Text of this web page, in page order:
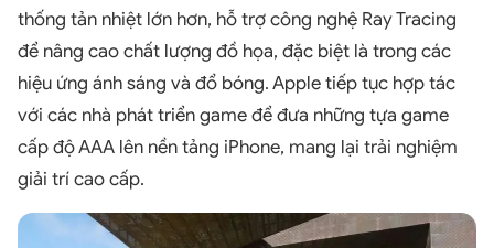
thống tản nhiệt lớn hơn, hỗ trợ công nghệ Ray Tracing
để nâng cao chất lượng đồ họa, đặc biệt là trong các
hiệu ứng ánh sáng và đổ bóng. Apple tiếp tục hợp tác
với các nhà phát triển game để đưa những tựa game
cấp độ AAA lên nền tảng iPhone, mang lại trải nghiệm
giải trí cao cấp.